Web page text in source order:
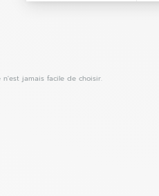
jamais facile de choisir.